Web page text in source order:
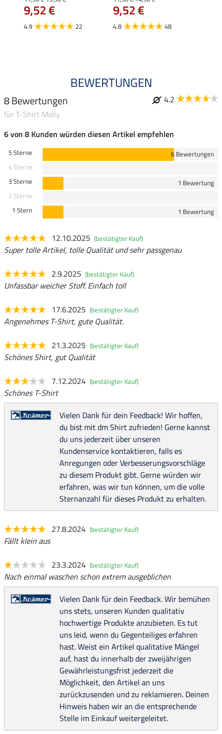
9,52 €
4.9 22
9,52 €
4.8 48
BEWERTUNGEN
8 Bewertungen
4.2
für T-Shirt Molly
6 von 8 Kunden würden diesen Artikel empfehlen
5 Sterne
6 Bewertungen
4 Sterne
3 Sterne
1 Bewertung
2 Sterne
1 Stern
1 Bewertung
12.10.2025 (bestätigter Kauf)
Super tolle Artikel, tolle Qualität und sehr passgenau
2.9.2025 (bestätigter Kauf)
Unfassbar weicher Stoff. Einfach toll
17.6.2025 (bestätigter Kauf)
Angenehmes T-Shirt, gute Qualität.
21.3.2025 (bestätigter Kauf)
Schönes Shirt, gut Qualität
7.12.2024 (bestätigter Kauf)
Schönes T-Shirt
Vielen Dank für dein Feedback! Wir hoffen,
du bist mit dm Shirt zufrieden! Gerne kannst
du uns jederzeit über unseren
Kundenservice kontaktieren, falls es
Anregungen oder Verbesserungsvorschläge
zu diesem Produkt gibt. Gerne würden wir
erfahren, was wir tun können, um die volle
Sternanzahl für dieses Produkt zu erhalten.
27.8.2024 (bestätigter Kauf)
Fällt klein aus
23.3.2024 (bestätigter Kauf)
Nach einmal waschen schon extrem ausgeblichen
Vielen Dank für dein Feedback. Wir bemühen
uns stets, unseren Kunden qualitativ
hochwertige Produkte anzubieten. Es tut
uns leid, wenn du Gegenteiliges erfahren
hast. Weist ein Artikel qualitative Mängel
auf, hast du innerhalb der zweijährigen
Gewährleistungsfrist jederzeit die
Möglichkeit, den Artikel an uns
zurückzusenden und zu reklamieren. Deinen
Hinweis haben wir an die entsprechende
Stelle im Einkauf weitergeleitet.